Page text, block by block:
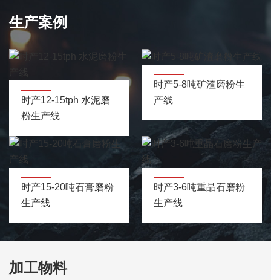
生产案例
时产12-15tph 水泥磨
粉生产线
时产5-8吨矿渣磨粉生
产线
时产15-20吨石膏磨粉
生产线
时产3-6吨重晶石磨粉
生产线
加工物料